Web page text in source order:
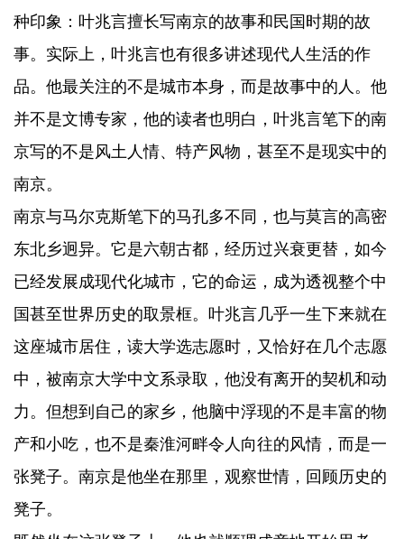
种印象：叶兆言擅长写南京的故事和民国时期的故
事。实际上，叶兆言也有很多讲述现代人生活的作
品。他最关注的不是城市本身，而是故事中的人。他
并不是文博专家，他的读者也明白，叶兆言笔下的南
京写的不是风土人情、特产风物，甚至不是现实中的
南京。
南京与马尔克斯笔下的马孔多不同，也与莫言的高密
东北乡迥异。它是六朝古都，经历过兴衰更替，如今
已经发展成现代化城市，它的命运，成为透视整个中
国甚至世界历史的取景框。叶兆言几乎一生下来就在
这座城市居住，读大学选志愿时，又恰好在几个志愿
中，被南京大学中文系录取，他没有离开的契机和动
力。但想到自己的家乡，他脑中浮现的不是丰富的物
产和小吃，也不是秦淮河畔令人向往的风情，而是一
张凳子。南京是他坐在那里，观察世情，回顾历史的
凳子。